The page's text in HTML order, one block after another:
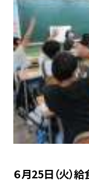
６月25日（火）